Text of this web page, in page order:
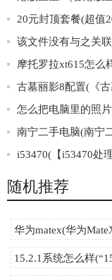
随机推荐
15.2.1系统怎么样